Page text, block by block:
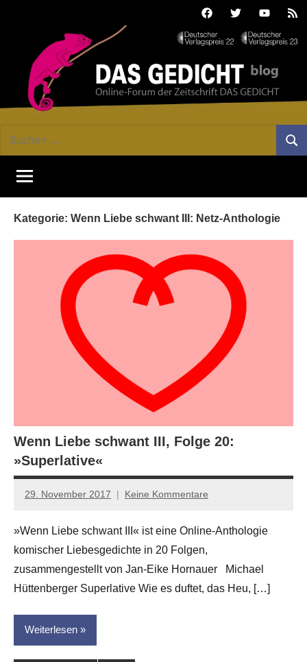
FacebookTwitterYoutube
GEDICHT
blog
Forum
von
DAS
Suchen
Kategorie: Wenn Liebe schwant III: Netz-Anthologie
Wenn Liebe schwant III, Folge 20:
»Superlative«
29. November 2017
Jan-
Hornauer
für
dasgedichtblog
Keine Kommentare
»Wenn Liebe schwant III« ist eine Online-Anthologie
komischer Liebesgedichte in 20 Folgen,
zusammengestellt von Jan-Eike Hornauer Michael
Hüttenberger Superlative Wie es duftet, das Heu, […]
Weiterlesen